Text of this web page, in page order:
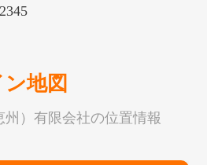
地図
州）有限会社の位置情報